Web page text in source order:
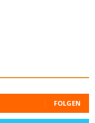
FOLGEN